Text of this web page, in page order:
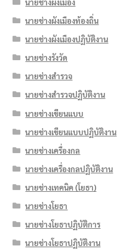
นายช่างผังเมืองท้องถิ่น
นายช่างผังเมืองปฏิบัติงาน
นายช่างรังวัด
นายช่างสำรวจ
นายช่างสำรวจปฏิบัติงาน
นายช่างเขียนแบบ
นายช่างเขียนแบบปฏิบัติงาน
นายช่างเครื่องกล
นายช่างเครื่องกลปฏิบัติงาน
นายช่างเทคนิค (โยธา)
นายช่างโยธา
นายช่างโยธาปฏิบัติการ
นายช่างโยธาปฏิบัติงาน